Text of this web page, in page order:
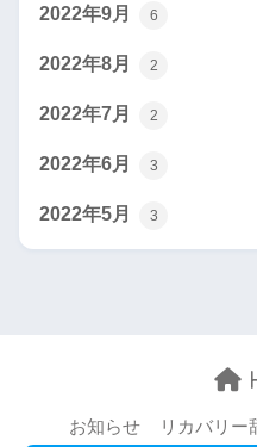
2022年9月 6
2022年8月 2
2022年7月 2
2022年6月 3
2022年5月 3
お知らせ リカバリー